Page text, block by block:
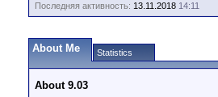
Последняя активность: 13.11.2018 14:11
About Me Statistics
About 9.03